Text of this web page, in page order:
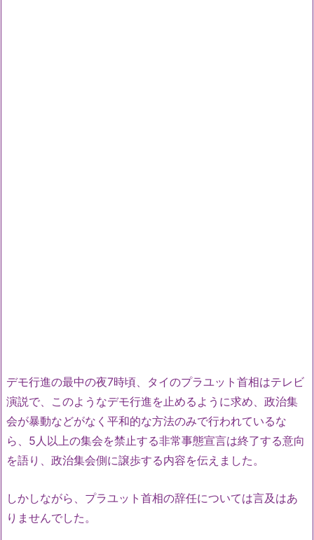
デモ行進の最中の夜7時頃、タイのプラユット首相はテレビ
演説で、このようなデモ行進を止めるように求め、政治集
会が暴動などがなく平和的な方法のみで行われているな
ら、5人以上の集会を禁止する非常事態宣言は終了する意向
を語り、政治集会側に譲歩する内容を伝えました。
しかしながら、プラユット首相の辞任については言及はあ
りませんでした。